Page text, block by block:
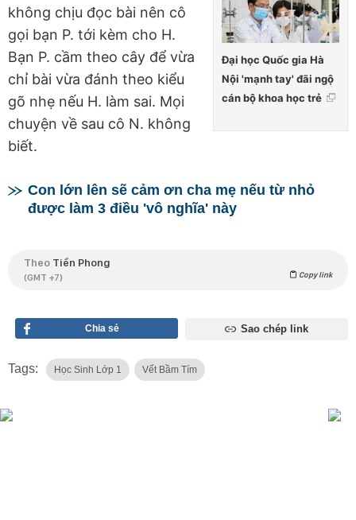
Đại học Quốc gia Hà
Nội 'mạnh tay' đãi ngộ
cán bộ khoa học trẻ
không chịu đọc bài nên cô
gọi bạn P. tới kèm cho H.
Bạn P. cầm theo cây để vừa
chỉ bài vừa đánh theo kiểu
gõ nhẹ nếu H. làm sai. Mọi
chuyện về sau cô N. không
biết.
Con lớn lên sẽ cảm ơn cha mẹ nếu từ nhỏ
được làm 3 điều 'vô nghĩa' này
Theo Tiền Phong
(GMT +7) Copy link
Chia sẻ Sao chép link
Tags: Học Sinh Lớp 1 Vết Bầm Tím